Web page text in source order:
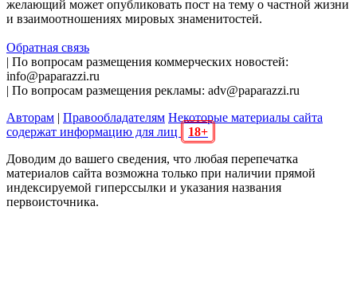
желающий может опубликовать пост на тему о частной жизни
и взаимоотношениях мировых знаменитостей.
Обратная связь
| По вопросам размещения коммерческих новостей:
info@paparazzi.ru
| По вопросам размещения рекламы: adv@paparazzi.ru
Авторам | Правообладателям Некоторые материалы сайта
содержат информацию для лиц
18+
Доводим до вашего сведения, что любая перепечатка
материалов сайта возможна только при наличии прямой
индексируемой гиперссылки и указания названия
первоисточника.